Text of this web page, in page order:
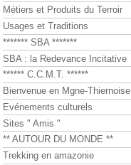
Métiers et Produits du Terroir
Usages et Traditions
******* SBA *******
SBA : la Redevance Incitative
****** C.C.M.T. ******
Bienvenue en Mgne-Thiernoise
Evénements culturels
Sites " Amis "
** AUTOUR DU MONDE **
Trekking en amazonie